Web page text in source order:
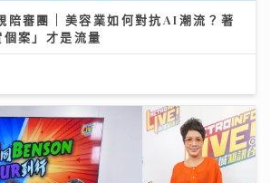
陪審團 | 美容業如何對抗AI潮流？著
案」才是流量